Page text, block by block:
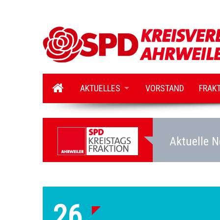
AKTUELLES VORSTAND
Aktuelle